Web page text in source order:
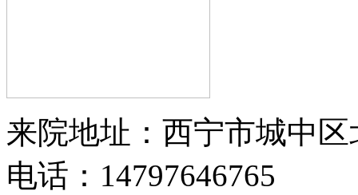
来院地址：西宁市城中区
电话：14797646765